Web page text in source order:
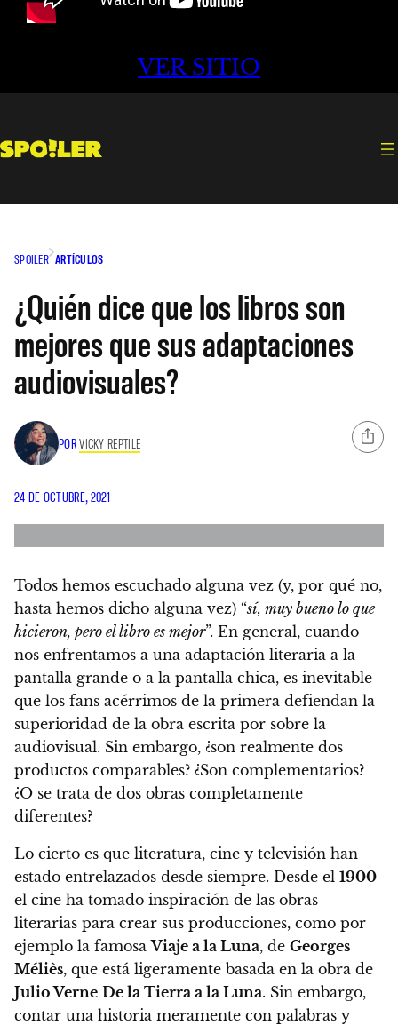
VER SITIO
SPOILER ARTÍCULOS
¿Quién dice que los libros son
mejores que sus adaptaciones
audiovisuales?
PORVICKY REPTILE
24 DE OCTUBRE, 2021
Todos hemos escuchado alguna vez (y, por qué no,
hasta hemos dicho alguna vez) “sí, muy bueno lo que
hicieron, pero el libro es mejor”. En general, cuando
nos enfrentamos a una adaptación literaria a la
pantalla grande o a la pantalla chica, es inevitable
que los fans acérrimos de la primera defiendan la
superioridad de la obra escrita por sobre la
audiovisual. Sin embargo, ¿son realmente dos
productos comparables? ¿Son complementarios?
¿O se trata de dos obras completamente
diferentes?
Lo cierto es que literatura, cine y televisión han
estado entrelazados desde siempre. Desde el 1900
el cine ha tomado inspiración de las obras
literarias para crear sus producciones, como por
ejemplo la famosaViaje a la Luna, de Georges
Méliès, que está ligeramente basada en la obra de
Julio Verne De la Tierra a la Luna. Sin embargo,
contar una historia meramente con palabras y